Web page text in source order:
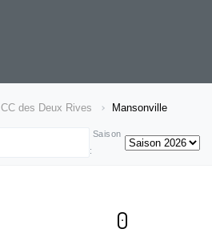
CC des Deux Rives Mansonville
Saison
:
0